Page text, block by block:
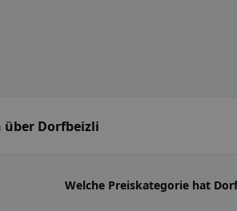
über Dorfbeizli
Welche Preiskategorie hat